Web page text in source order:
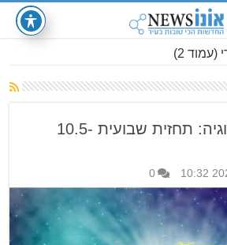
(עמוד 2)
הורוסקופ/אסטרולוגיה: תחזית שבועית 10.5-
0